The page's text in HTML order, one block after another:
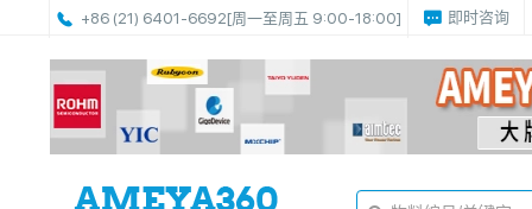
+86 (21) 6401-6692[周一至周五 9:00-18:00] 即时咨询